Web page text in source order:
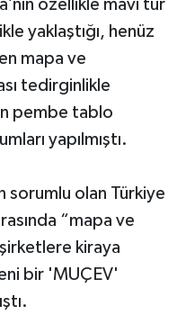
özellikle mavi tur
yaklaştığı, henüz
mapa ve
tedirginlikle
pembe tablo
yapılmıştı.
sorumlu olan Türkiye
“mapa ve
kiraya
bir 'MUÇEV'